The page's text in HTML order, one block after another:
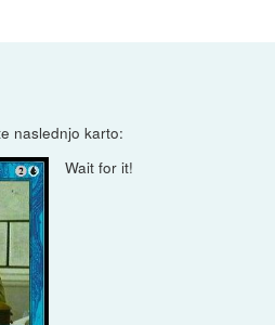
naslednjo karto:
Wait for it!